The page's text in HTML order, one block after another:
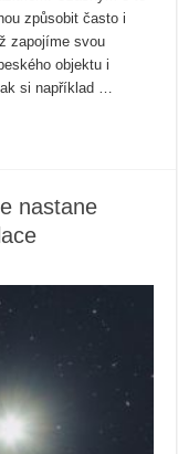
způsobit často i
zapojíme svou
objektu i
si například …
nastane